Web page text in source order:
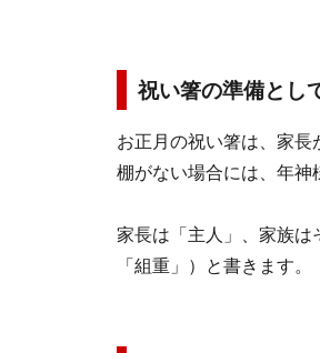
祝い箸の準備とし
お正月の祝い箸は、家
棚がない場合には、年神
家長は「主人」、家族は
「組重」）と書きます。